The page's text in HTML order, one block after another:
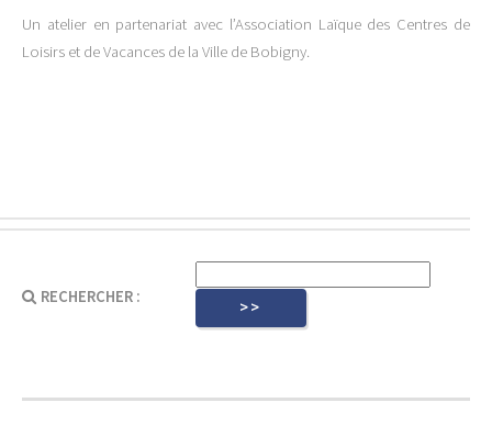
Un atelier en partenariat avec l’Association Laïque des Centres de
Loisirs et de Vacances de la Ville de Bobigny.
RECHERCHER :